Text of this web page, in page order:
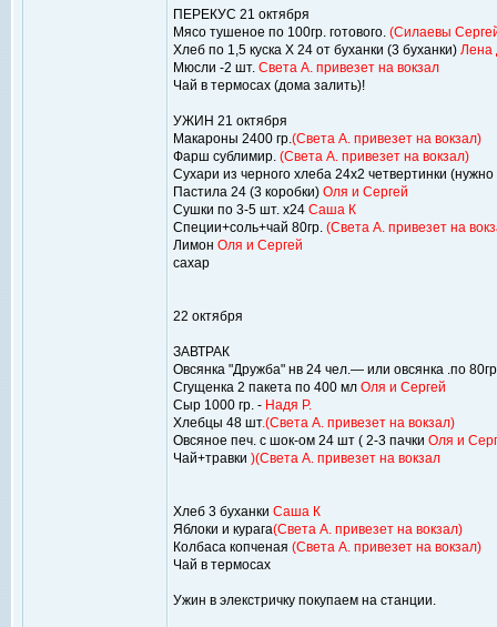
ПЕРЕКУС 21 октября
Мясо тушеное по 100гр. готового. (Силаевы
Хлеб по 1,5 куска Х 24 от буханки (3 буханки) Лена
Мюсли -2 шт. Света А. привезет на вокзал
Чай в термосах (дома залить)!
УЖИН 21 октября
Макароны 2400 гр.(Света А. привезет на вокзал)
Фарш сублимир. (Света А. привезет на вокзал)
Сухари из черного хлеба 24х2 четвертинки
Пастила 24 (3 коробки) Оля и Сергей
Сушки по 3-5 шт. х24 Саша К
Специи+соль+чай 80гр. (Света А. привезет на
Лимон Оля и Сергей
сахар
22 октября
ЗАВТРАК
Овсянка "Дружба" нв 24 чел.— или овсянка .по
Сгущенка 2 пакета по 400 мл Оля и Сергей
Сыр 1000 гр. - Надя Р.
Хлебцы 48 шт.(Света А. привезет на вокзал)
Овсяное печ. с шок-ом 24 шт ( 2-3 пачки Оля и
Чай+травки )(Света А. привезет на вокзал
Хлеб 3 буханки Саша К
Яблоки и курага(Света А. привезет на вокзал)
Колбаса копченая (Света А. привезет на вокзал)
Чай в термосах
Ужин в элекстричку покупаем на станции.